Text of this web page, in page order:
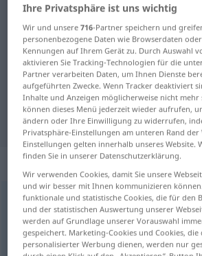
Deutsch-Kroatisch Wörterbuch
Deutsch-Kroatisch
"Rutschbahn"
"Rutschbahn" Kroatisch
Übersetzung
„Rutschbahn“:
Rutschbahnf <Rutschbahn;-en>
Übersicht aller Übersetzungen
(Für mehr Details die Übersetzung
Ihre Privatsphäre ist uns wichtig
Wir und unsere716-Partner speichern und
personenbezogene Daten wie Browserdaten
Kennungen auf Ihrem Gerät zu. Durch Auswahl
aktivieren Sie Tracking-Technologien für die
Partner verarbeiten Daten, um Ihnen Dienste
aufgeführten Zwecke. Wenn Tracker deaktiviert
Inhalte und Anzeigen möglicherweise nicht mehr
können dieses Menü jederzeit wieder aufrufen,
ändern oder Ihre Einwilligung zu widerrufen,
Privatsphäre-Einstellungen am unteren Rand der
Einstellungen gelten innerhalb unseres Website.
finden Sie in unserer Datenschutzerklärung.
Wir verwenden Cookies, damit Sie unsere
und wir besser mit Ihnen kommunizieren
funktionale und statistische Cookies, die für den
und der statistischen Auswertung unserer
werden auf Grundlage unserer Vorauswahl
gespeichert. Marketing-Cookies und Cookies,
personalisierter Werbung dienen, werden nur